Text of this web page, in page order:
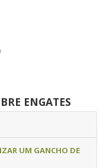
ENGATES
UM GANCHO DE